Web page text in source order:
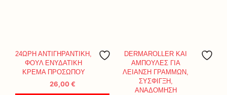
24ΩΡΗ ΑΝΤΙΓΗΡΑΝΤΙΚΗ,
ΦΟΥΛ ΕΝΥΔΑΤΙΚΗ
ΚΡΕΜΑ ΠΡΟΣΩΠΟΥ
26,00€
DERMAROLLER ΚΑΙ
ΑΜΠΟΥΛΕΣ ΓΙΑ
ΛΕΙΑΝΣΗ ΓΡΑΜΜΩΝ,
ΣΥΣΦΙΓΞΗ,
ΑΝΑΔΟΜΗΣΗ